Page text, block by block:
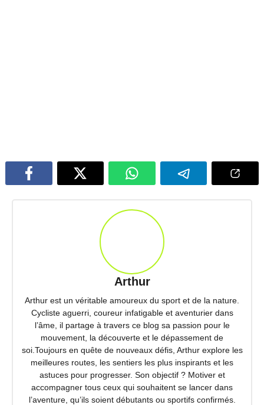
Arthur
Arthur est un véritable amoureux du sport et de la nature.
Cycliste aguerri, coureur infatigable et aventurier dans
l’âme, il partage à travers ce blog sa passion pour le
mouvement, la découverte et le dépassement de
soi.Toujours en quête de nouveaux défis, Arthur explore les
meilleures routes, les sentiers les plus inspirants et les
astuces pour progresser. Son objectif ? Motiver et
accompagner tous ceux qui souhaitent se lancer dans
l’aventure, qu’ils soient débutants ou sportifs confirmés.